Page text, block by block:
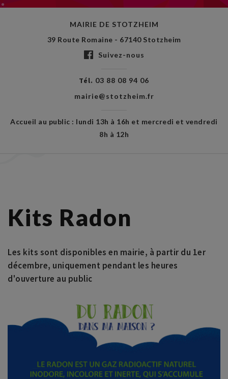
MAIRIE DE STOTZHEIM
39 Route Romaine - 67140 Stotzheim
Suivez-nous
Tél. 03 88 08 94 06
mairie@stotzheim.fr
Accueil au public : lundi 13h à 16h et mercredi et vendredi
8h à 12h
Kits Radon
Les kits sont disponibles en mairie, à partir du 1er
décembre, uniquement pendant les heures
d'ouverture au public